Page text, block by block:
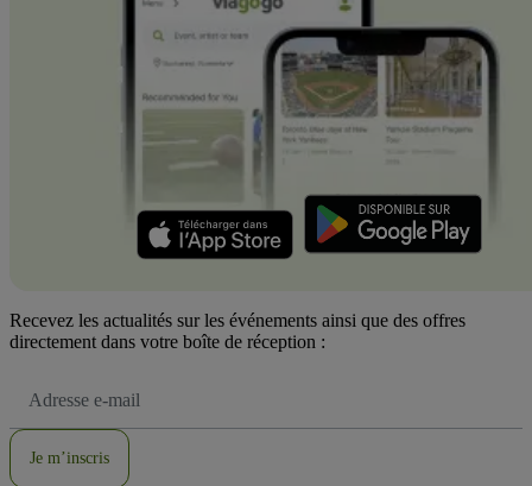
Recevez les actualités sur les événements ainsi que des offres
directement dans votre boîte de réception :
e-
Je m’inscris